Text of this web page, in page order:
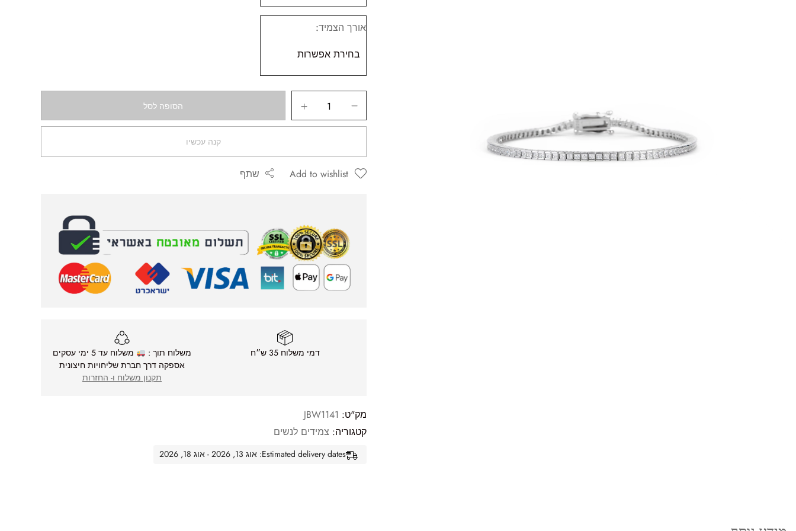
אורך הצמיד
הסופה לסל
קנה עכשיו
Add to wishlist שתף
דמי משלוח 35 ש״ח משלוח תוך :
משלוח עד 5 ימי עסקים
אספקה דרך חברת שליחויות חיצונית
תקנון משלוח ו- החזרות
מק"ט: JBW1141
קטגוריה: צמידים לנשים
Estimated delivery dates: אוג 13, 2026 - אוג 18, 2026